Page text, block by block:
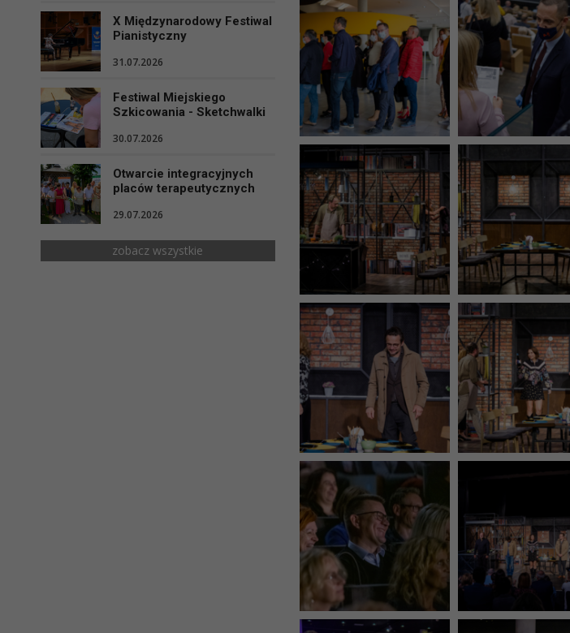
X Międzynarodowy Festiwal
Pianistyczny
31.07.2026
Festiwal Miejskiego
Szkicowania - Sketchwalki
30.07.2026
Otwarcie integracyjnych
placów terapeutycznych
29.07.2026
zobacz wszystkie